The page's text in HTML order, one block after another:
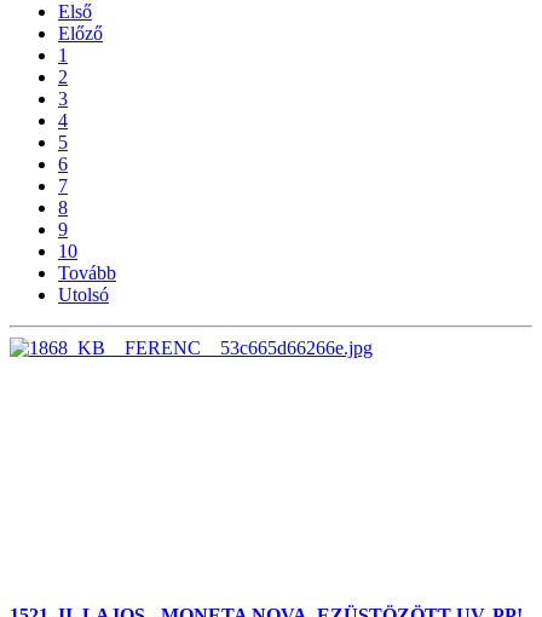
Első
Előző
1
2
3
4
5
6
7
8
9
10
Tovább
Utolsó